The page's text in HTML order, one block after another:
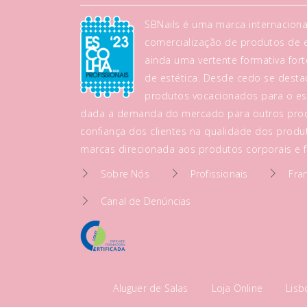
SBNails é uma marca
comercialização de produtos de
ainda uma vertente formativa
de estética. Desde cedo se
produtos vocacionados para o
dada a demanda do mercado para outros
confiança dos clientes na qualidade dos
marcas direcionada aos produtos corporais e
Sobre Nós
Profissionais
Canal de Denúncias
Aluguer de Salas Loja Online